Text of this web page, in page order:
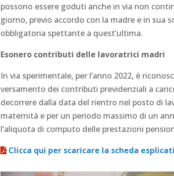
possono essere goduti anche in via non
giorno, previo accordo con la madre e in sua
obbligatoria spettante a quest’ultima.
Esonero contributi delle lavoratrici madri
In via sperimentale, per l’anno 2022, è
versamento dei contributi previdenziali a
decorrere dalla data del rientro nel posto di
maternità e per un periodo massimo di un
l’aliquota di computo delle prestazioni
Clicca qui per scaricare la scheda